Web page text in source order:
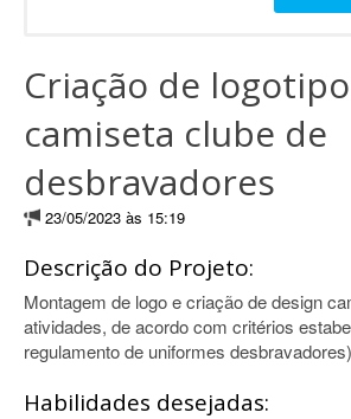
Criação de
camiseta clube de
desbravadores
23/05/2023 às 15:19
Descrição do Projeto:
Montagem de logo e criação de design
atividades, de acordo com critérios
regulamento de uniformes desbravadores)
Habilidades desejadas: